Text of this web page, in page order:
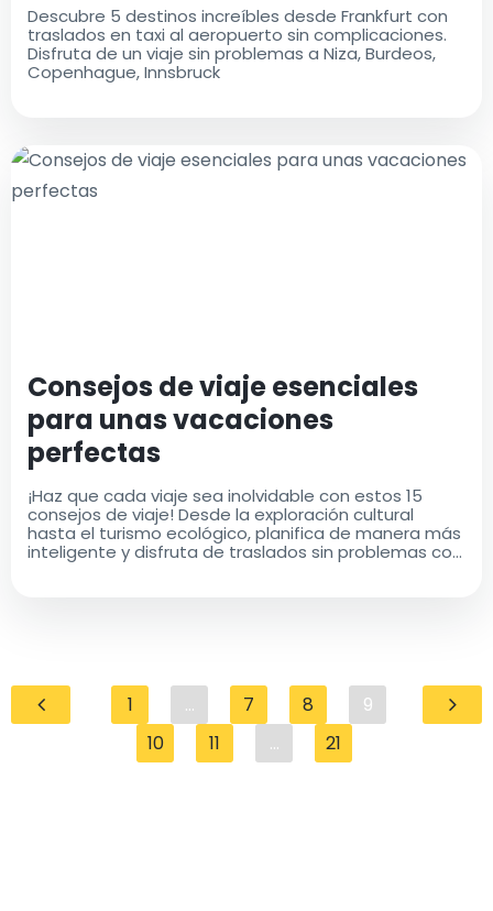
Descubre 5 destinos increíbles desde Frankfurt con
traslados en taxi al aeropuerto sin complicaciones.
Disfruta de un viaje sin problemas a Niza, Burdeos,
Copenhague, Innsbruck
Consejos de viaje esenciales
para unas vacaciones
perfectas
¡Haz que cada viaje sea inolvidable con estos 15
consejos de viaje! Desde la exploración cultural
hasta el turismo ecológico, planifica de manera más
inteligente y disfruta de traslados sin problemas con
1 ... 7 8
9
10
11 ... 21